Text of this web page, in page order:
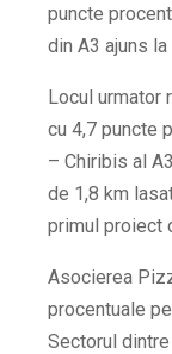
puncte
din A3 ajuns
Locul urmator
cu 4,7 puncte
– Chiribis al
de 1,8 km
primul proiect
Asocierea
procentuale
Sectorul